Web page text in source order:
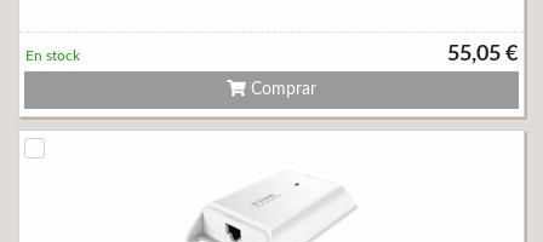
55,05 €
En stock
Comprar